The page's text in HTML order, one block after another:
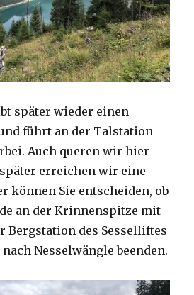
später wieder einen
führt an der Talstation
Auch queren wir hier
erreichen wir eine
können Sie entscheiden, ob
an der Krinnenspitze mit
Bergstation des Sesselliftes
Nesselwängle beenden.